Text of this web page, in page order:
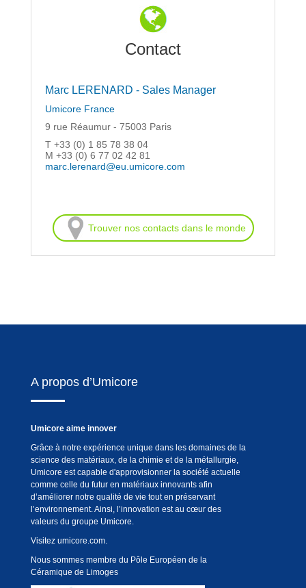
Contact
Marc LERENARD - Sales Manager
Umicore France
9 rue Réaumur - 75003 Paris
T +33 (0) 1 85 78 38 04
M +33 (0) 6 77 02 42 81
marc.lerenard@eu.umicore.com
Trouver nos contacts dans le monde
A propos d’Umicore
Umicore aime innover
Grâce à notre expérience unique dans les domaines de la
science des matériaux, de la chimie et de la métallurgie,
Umicore est capable d'approvisionner la société actuelle
comme celle du futur en matériaux innovants afin
d’améliorer notre qualité de vie tout en préservant
l’environnement. Ainsi, l’innovation est au cœur des
valeurs du groupe Umicore.
Visitez umicore.com.
Nous sommes membre du Pôle Européen de la
Céramique de Limoges